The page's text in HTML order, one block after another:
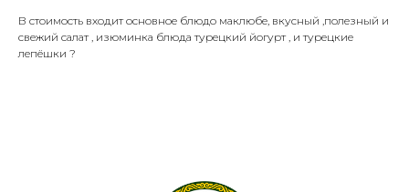
В стоимость входит основное блюдо маклюбе, вкусный ,полезный и
свежий салат , изюминка блюда турецкий йогурт , и турецкие
лепёшки ?